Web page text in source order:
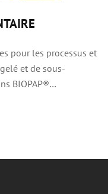
pour les processus et
et de sous-
BIOPAP®…